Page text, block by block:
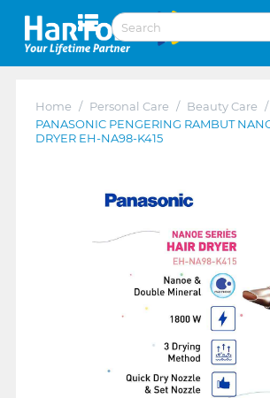
Home / Personal Care / Beauty Care /
PANASONIC PENGERING RAMBUT
DRYER EH-NA98-K415